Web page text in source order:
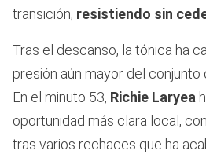
transición, resistiendo sin
Tras el descanso, la tónica ha
presión aún mayor del conjunto
En el minuto 53, Richie Laryea
oportunidad más clara local,
tras varios rechaces que ha